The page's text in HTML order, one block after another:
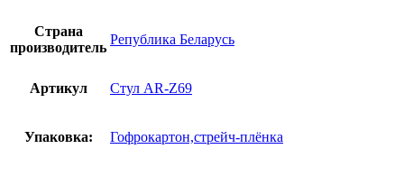
Страна
производитель
Република Беларусь
Артикул Стул AR-Z69
Упаковка: Гофрокартон,стрейч-плёнка